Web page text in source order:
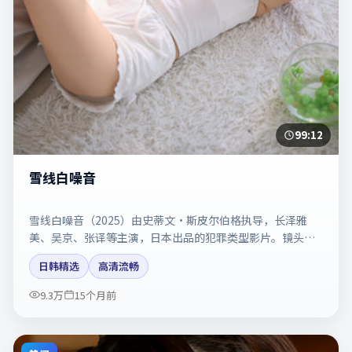
99:12
雪线白噪音
雪线白噪音（2025）由史蒂文·斯皮尔伯格执导，长泽雅
美、吴京、张译等主演，日本出品的犯罪类型影片。镜头克
制却充满张力，人物弧光完整。剧情简介与主创信息可供检
索参考，上映日期以片方资料为准。
日韩精选
高清流畅
9.3万
15个月前